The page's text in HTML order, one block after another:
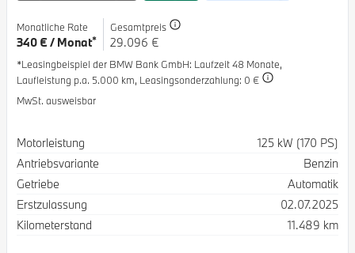
Monatliche Rate
340 € / Monat*
Gesamtpreis
29.096 €
*Leasingbeispiel der BMW Bank GmbH: Laufzeit 48 Monate,
Laufleistung p.a. 5.000 km, Leasingsonderzahlung: 0 €
MwSt. ausweisbar
Spezifikation
Motorleistung
125 kW (170 PS)
Antriebsvariante
Benzin
Getriebe
Automatik
Erstzulassung
02.07.2025
Kilometerstand
11.489 km